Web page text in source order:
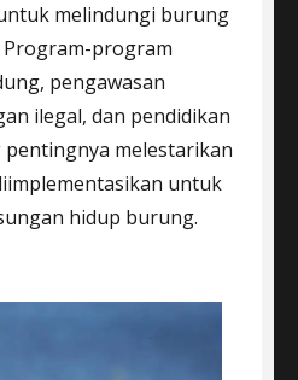
melindungi burung
program
pengawasan
ilegal, dan pendidikan
melestarikan
untuk
hidup burung.